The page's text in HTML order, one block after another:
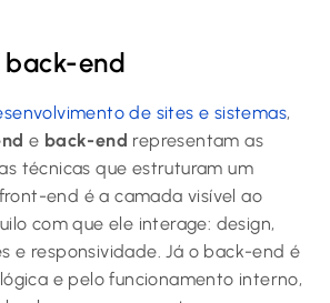
back-end
de sites e sistemas,
e back-end representam as
técnicas que estruturam um
end é a camada visível ao
com que ele interage: design,
e responsividade. Já o back-end é
e pelo funcionamento interno,